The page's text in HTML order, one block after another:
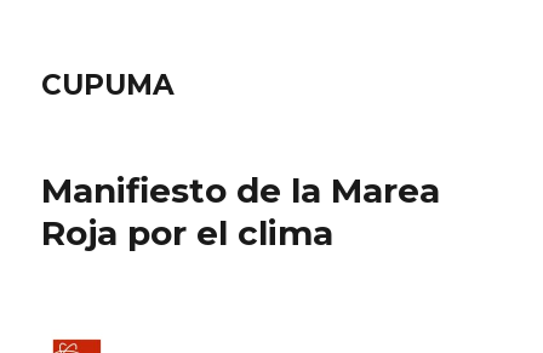
CUPUMA
Manifiesto de la Marea
Roja por el clima